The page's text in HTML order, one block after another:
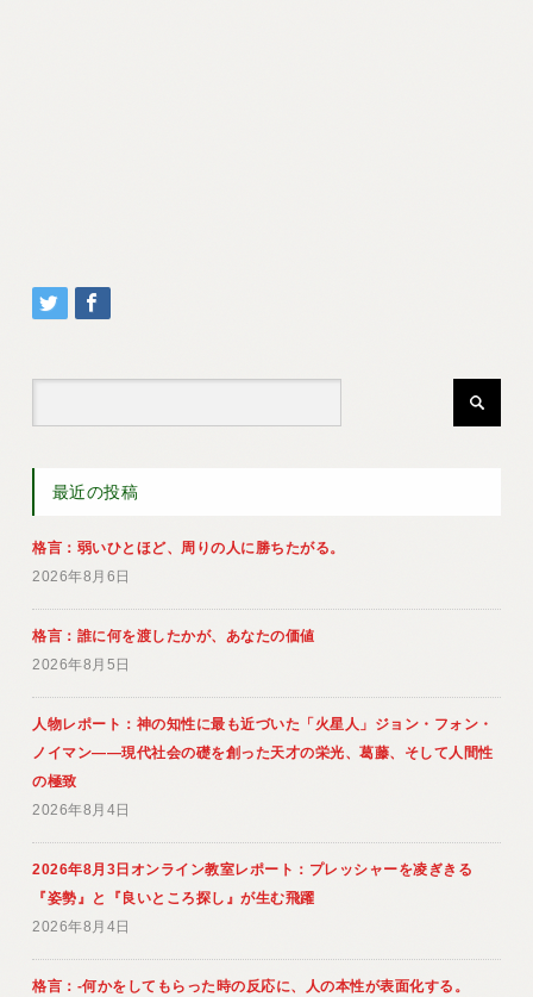
最近の投稿
格言：弱いひとほど、周りの人に勝ちたがる。
2026年8月6日
格言：誰に何を渡したかが、あなたの価値
2026年8月5日
人物レポート：神の知性に最も近づいた「火星人」ジョン・フォン・
ノイマン――現代社会の礎を創った天才の栄光、葛藤、そして人間性
の極致
2026年8月4日
2026年8月3日オンライン教室レポート：プレッシャーを凌ぎきる
『姿勢』と『良いところ探し』が生む飛躍
2026年8月4日
格言：-何かをしてもらった時の反応に、人の本性が表面化する。